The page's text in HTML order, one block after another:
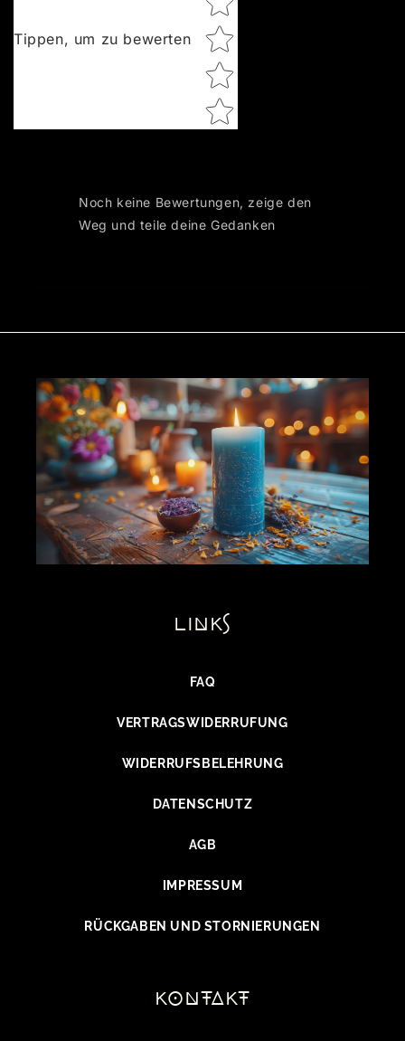
Tippen, um zu bewerten
Noch keine Bewertungen, zeige den
Weg und teile deine Gedanken
links
FAQ
VERTRAGSWIDERRUFUNG
WIDERRUFSBELEHRUNG
DATENSCHUTZ
AGB
IMPRESSUM
RÜCKGABEN UND STORNIERUNGEN
kontakt